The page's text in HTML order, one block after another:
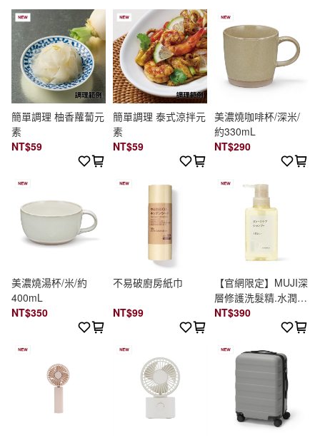
簡單調理 柚香蘿蔔元
素
NT$59
簡單調理 泰式涼拌元
素
NT$59
美濃燒咖啡杯/深米/
約330mL
NT$290
美濃燒湯杯/米/約
400mL
NT$350
不易破廚房紙巾
NT$99
【官網限定】MUJI深
層修護洗髮精.水潤保
濕/400ml
NT$390